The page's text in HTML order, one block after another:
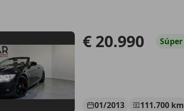
€ 20.990 Súper
01/2013 111.700 km